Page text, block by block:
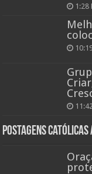
1:28
Postagens